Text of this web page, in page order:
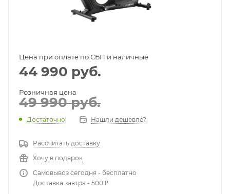
Цена при оплате по СБП и наличные
44 990 руб.
Розничная цена
49 990руб.
Достаточно Нашли дешевле?
Рассчитать доставку
Хочу в подарок
Самовывоз сегодня - бесплатно
Доставка завтра - 500 ₽